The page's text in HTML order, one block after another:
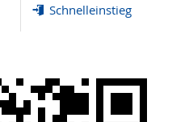
Schnelleinstieg